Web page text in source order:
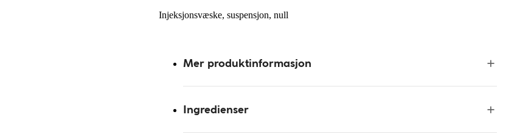
Injeksjonsvæske, suspensjon, null
Mer produktinformasjon
Ingredienser